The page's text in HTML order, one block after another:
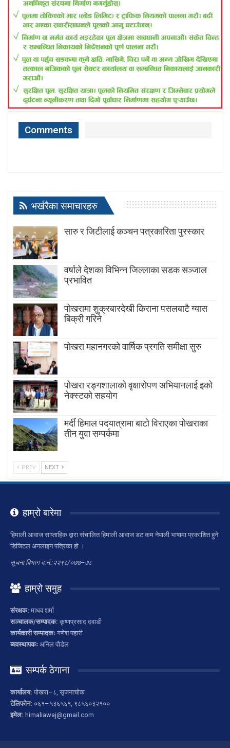
Comments
भर्खरैका समाचारहरु
सारु र जिटीलाई कञ्चन पत्रकारिता पुरस्कार
वर्षाले देशका विभिन्न जिल्लाका सडक सञ्जाल
प्रभावित
पोखरामा शुक्रबारदेखी किराना पसलबाटै ग्यास
बिक्री गरिने
पोखरा महानगरको वार्षिक प्रगति समीक्षा सुरु
पोखरा रङ्गशालाको वृक्षारोपण अभियानलाई इको
नेक्स्टको सहयोग
मर्दी हिमाल पदयात्रामा बाटाे विराएका पाेखराका
तीन युवा सम्पर्कमा
PREV NEXT
हाम्रो बारेमा
हिमाली आवाज साप्ताहिक द्वारा संचालित हिमाली आवाज डट कम नेपाली भाषामा प्रकाशित हुने
डिजिटल अनलाइन पत्रिका हो ।
सूचना विभाग द.नं.:२२९८/०७७–७८
हाम्रो समुह
संरक्षक: माधव शर्मा
सञ्चालक/सम्पादक: कृष्णप्रसाद दवाडी
कार्यकारी सम्पादकः गणेश पहारी
ब्यवस्थापकः अनिल पौडेल
सम्पर्क ठेगाना
कार्यालय: पोखरा–८, सृजनाचोक
टेलिफोन: ०६१–५३६५६१, ९८५६०३२१००
इमेल: himaliawaj@gmail.com